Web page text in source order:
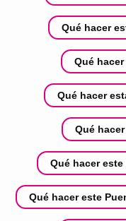
Qué hacer
Qué
Qué hacer
Qué
Qué hacer
Qué hacer este